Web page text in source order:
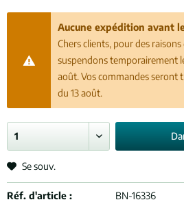
Aucune expédition avant
Chers clients, pour des
suspendons temporairement
août. Vos commandes seront
du 13 août.
Se souv.
Réf. d'article :
BN-16336